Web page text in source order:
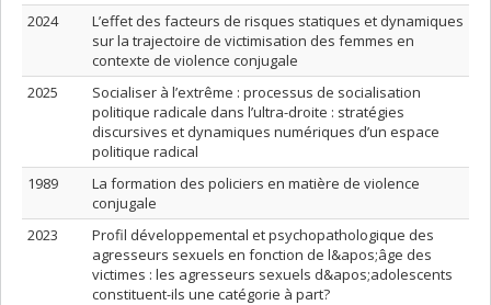
2024
L’effet des facteurs de risques statiques et dynamiques
sur la trajectoire de victimisation des femmes en
contexte de violence conjugale
2025
Socialiser à l’extrême : processus de socialisation
politique radicale dans l’ultra-droite : stratégies
discursives et dynamiques numériques d’un espace
politique radical
1989
La formation des policiers en matière de violence
conjugale
2023
Profil développemental et psychopathologique des
agresseurs sexuels en fonction de l&apos;âge des
victimes : les agresseurs sexuels d&apos;adolescents
constituent-ils une catégorie à part?